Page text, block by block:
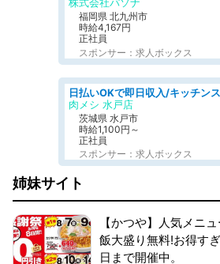
株式会社パソナ
福岡県 北九州市
時給4,167円
正社員
スポンサー：求人ボックス
肉メシ 水戸店
茨城県 水戸市
時給1,100円～
正社員
スポンサー：求人ボックス
姉妹サイト
【かつや】人気メニ
飯大盛り無料!お得す
日まで開催中。